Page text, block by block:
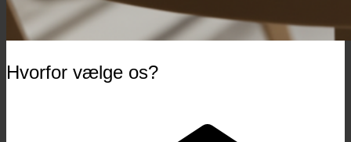
Hvorfor vælge os?